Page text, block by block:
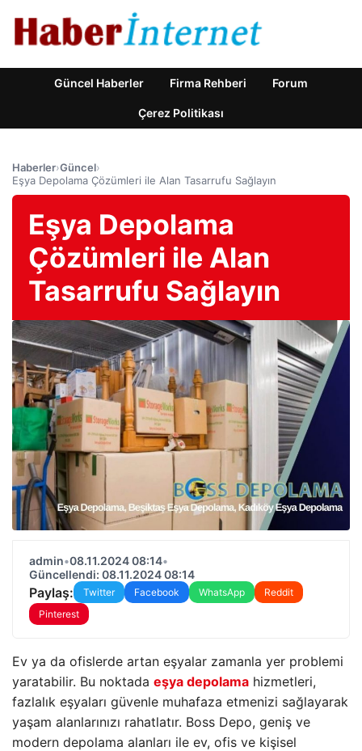
Güncel Haberler Firma Rehberi Forum
Çerez Politikası
Haberler›Güncel›
Eşya Depolama Çözümleri ile Alan Tasarrufu Sağlayın
Eşya Depolama
Çözümleri ile Alan
Tasarrufu Sağlayın
admin•08.11.2024 08:14•
Güncellendi: 08.11.2024 08:14
Paylaş: Twitter Facebook WhatsApp
Reddit
Pinterest
Ev ya da ofislerde artan eşyalar zamanla yer problemi
yaratabilir. Bu noktada eşya depolama hizmetleri,
fazlalık eşyaları güvenle muhafaza etmenizi sağlayarak
yaşam alanlarınızı rahatlatır. Boss Depo, geniş ve
modern depolama alanları ile ev, ofis ve kişisel